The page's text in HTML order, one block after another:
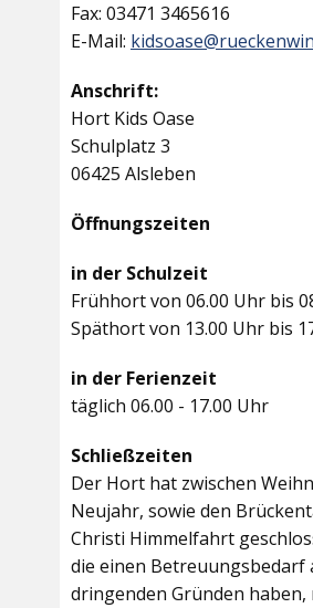
Fax: 03471 3465616
E-Mail:
Anschrift:
Hort Kids Oase
Schulplatz 3
06425 Alsleben
Öffnungszeiten
in der Schulzeit
Frühhort von 06.00 Uhr bis
Späthort von 13.00 Uhr bis
in der Ferienzeit
täglich 06.00 - 17.00 Uhr
Schließzeiten
Der Hort hat zwischen
Neujahr, sowie den
Christi Himmelfahrt
die einen Betreuungsbedarf
dringenden Gründen haben,